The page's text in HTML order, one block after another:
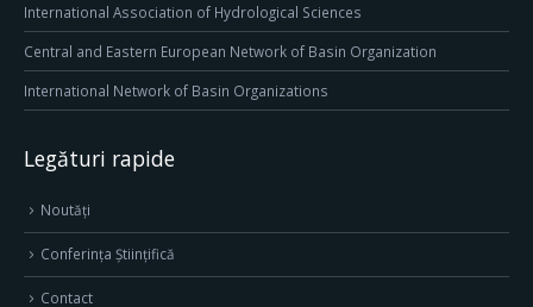
International Association of Hydrological Sciences
Central and Eastern European Network of Basin Organization
International Network of Basin Organizations
Legături rapide
Noutăți
Conferința Științifică
Contact